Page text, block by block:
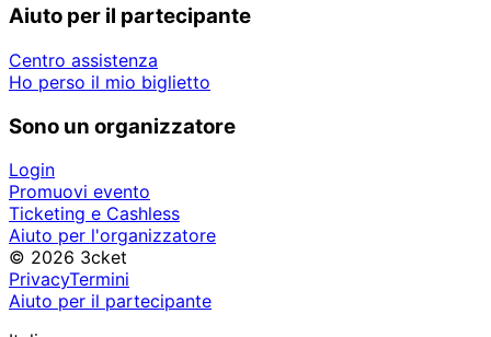
Aiuto per il partecipante
Centro assistenza
Ho perso il mio biglietto
Sono un organizzatore
Login
Promuovi evento
Ticketing e Cashless
Aiuto per l'organizzatore
© 2026 3cket
PrivacyTermini
Aiuto per il partecipante